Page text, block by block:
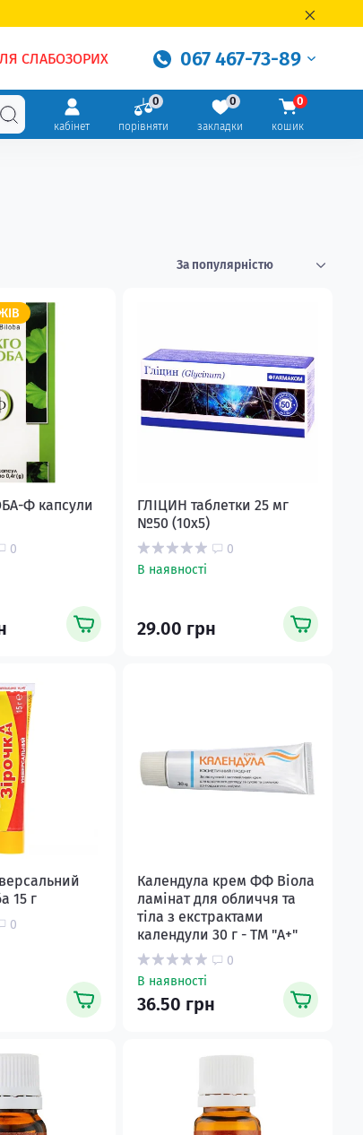
СЛАБОЗОРИХ 067 467-73-89
кабінет порівняти
0
закладки
0
кошик
0
Ф капсули
0
ГЛІЦИН таблетки 25 мг
№50 (10х5)
0
В наявності
29.00 грн
15 г
0
Календула крем ФФ Віола
ламінат для обличчя та
тіла з екстрактами
календули 30 г - ТМ "А+"
0
В наявності
36.50 грн